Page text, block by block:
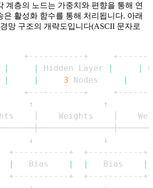
계층의 노드는 가중치와 편향을 통해 연
은 활성화 함수를 통해 처리됩니다. 아래
망 구조의 개략도입니다(ASCII 문자로
| | Hidden Layer | |
| | 3 Nodes |
|
   Bias
| |
   Bias
|